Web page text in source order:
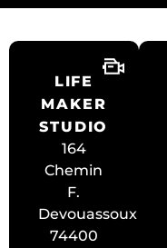
LIFE
MAKER
STUDIO
164
Chemin
F.
Devouassoux
74400